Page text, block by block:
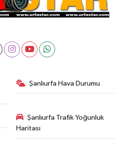
Şanlıurfa Hava Durumu
Şanlıurfa Trafik Yoğunluk
Haritası